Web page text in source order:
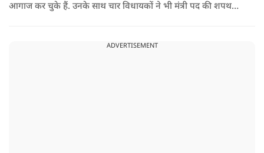
आगाज कर चुके हैं. उनके साथ चार विधायकों ने भी मंत्री पद की शपथ
ADVERTISEMENT